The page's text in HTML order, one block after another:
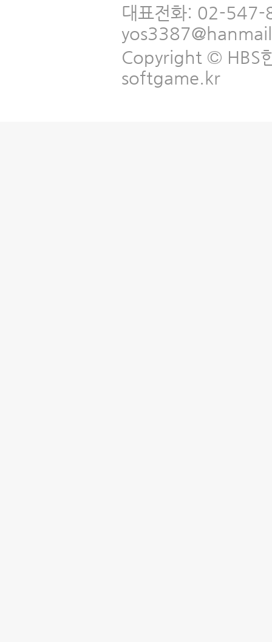
대표전화: 02-
Copyright © HBS
softgame.kr